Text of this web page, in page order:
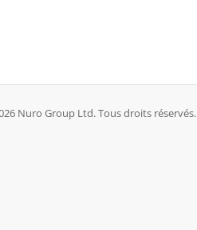
Nuro Group Ltd. Tous droits réservés.